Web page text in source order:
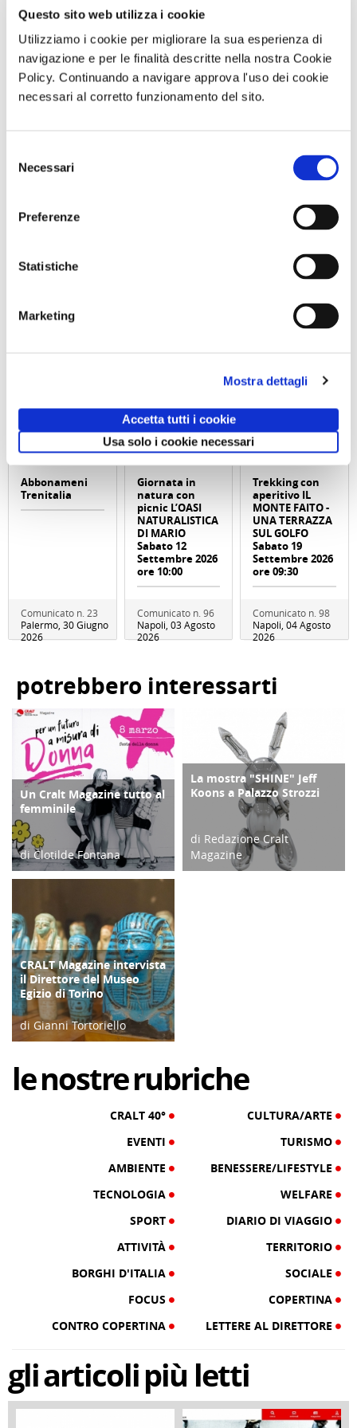
Questo sito web utilizza i cookie
Utilizziamo i cookie per migliorare la sua esperienza di
navigazione e per le finalità descritte nella nostra Cookie
Policy. Continuando a navigare approva l'uso dei cookie
necessari al corretto funzionamento del sito.
delNecessari
Preferenze
Statistiche
Marketing
Mostra dettagli
Accetta tutti i cookie
Usa solo i cookie necessari
lamine figurate e monumenti votivi di eccezionale
Etruschi e Veneti. Acque, culti e santuarioffre così al
pubblico un racconto autorevole e suggestivo,
di Redazione Cralt Magazine
attività correlate:
Abbonameni
Trenitalia
Comunicato n. 23
Palermo, 30 Giugno
2026
Giornata in
natura con
picnic L’OASI
NATURALISTICA
DI MARIO
Sabato 12
Settembre 2026
ore 10:00
Comunicato n. 96
Napoli, 03 Agosto
2026
Trekking con
aperitivo IL
MONTE FAITO -
UNA TERRAZZA
SUL GOLFO
Sabato 19
Settembre 2026
ore 09:30
Comunicato n. 98
Napoli, 04 Agosto
2026
potrebbero interessarti
COPERTINA
Un Cralt Magazine tutto al
femminile
di Clotilde Fontana
28/02/23
ATTIVITÀ
La mostra "SHINE" Jeff
Koons a Palazzo Strozzi
di Redazione Cralt
Magazine
COPERTINA
CRALT Magazine intervista
il Direttore del Museo
Egizio di Torino
di Gianni Tortoriello
lenostrerubriche
CRALT 40°
CULTURA/ARTE
EVENTI
TURISMO
AMBIENTE
BENESSERE/LIFESTYLE
TECNOLOGIA
WELFARE
SPORT
DIARIO DI VIAGGIO
ATTIVITÀ
TERRITORIO
BORGHI D'ITALIA
SOCIALE
FOCUS
COPERTINA
CONTRO COPERTINA
LETTERE AL DIRETTORE
gliarticolipiù letti